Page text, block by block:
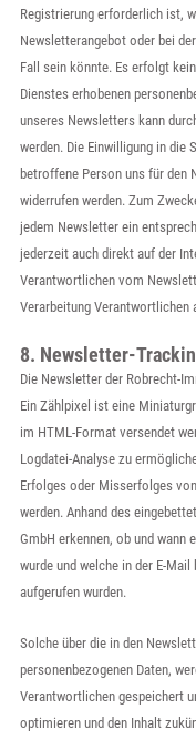
Registrierung erforderlich ist,
Newsletterangebot oder bei
Fall sein könnte. Es erfolgt
Dienstes erhobenen
unseres Newsletters kann
werden. Die Einwilligung in die
betroffene Person uns für den
widerrufen werden. Zum
jedem Newsletter ein
jederzeit auch direkt auf der
Verantwortlichen vom
Verarbeitung Verantwortlichen
8. Newsletter-
Die Newsletter der Robrecht-
Ein Zählpixel ist eine
im HTML-Format versendet
Logdatei-Analyse zu
Erfolges oder Misserfolges
werden. Anhand des
GmbH erkennen, ob und
wurde und welche in der E-
aufgerufen wurden.
Solche über die in den
personenbezogenen Daten,
Verantwortlichen gespeichert
optimieren und den Inhalt